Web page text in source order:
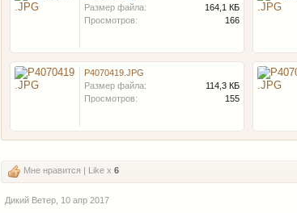
Размер файла:
164,1 КБ
Просмотров:
166
P4070419.JPG
Размер файла:
114,3 КБ
Просмотров:
155
Мне нравится | Like x 6
Дикий Ветер 10 апр 2017